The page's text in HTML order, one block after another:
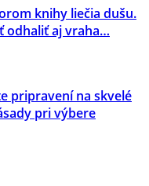
knihy liečia dušu.
odhaliť aj vraha…
pripravení na skvelé
pri výbere